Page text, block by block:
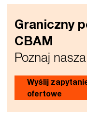
Graniczny
CBAM
Poznaj
Wyślij
ofertowe